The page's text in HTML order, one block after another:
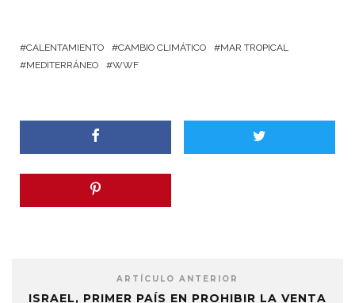
CALENTAMIENTO CAMBIO CLIMÁTICO
MAR TROPICAL
MEDITERRÁNEO
WWF
ARTÍCULO ANTERIOR
ISRAEL, PRIMER PAÍS EN PROHIBIR LA VENTA